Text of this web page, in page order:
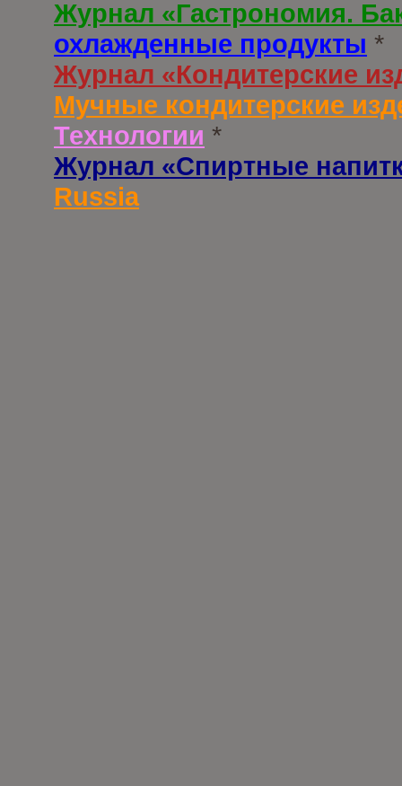
Журнал «Гастрономия.
охлажденные продукты *
Журнал «Кондитерские
Мучные кондитерские
Технологии *
Журнал «Спиртные
Russia